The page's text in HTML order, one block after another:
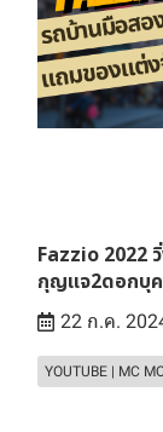
Fazzio 2022
กุญแจ2ดอกบุค
22 ก.ค.
YOUTUBE | MC